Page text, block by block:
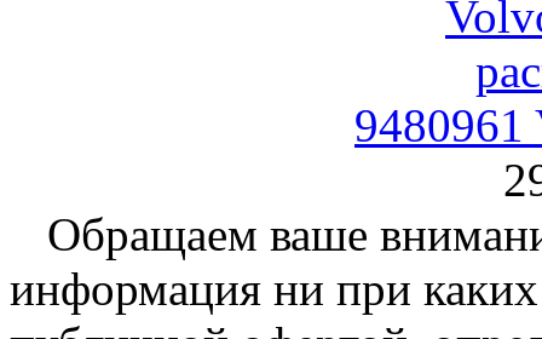
9480961
Обращаем ваше
информация ни при каких